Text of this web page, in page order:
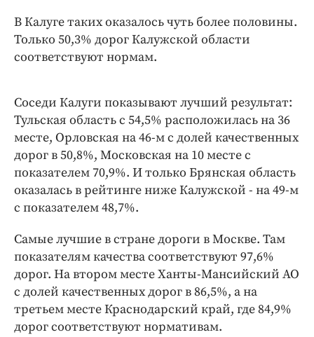
Работодатель года
В Калуге таких оказалось чуть более половины.
Только 50,3% дорог Калужской области
соответствуют нормам.
Соседи Калуги показывают лучший результат:
Тульская область с 54,5% расположилась на 36
месте, Орловская на 46-м с долей качественных
дорог в 50,8%, Московская на 10 месте с
показателем 70,9%. И только Брянская область
оказалась в рейтинге ниже Калужской - на 49-м
с показателем 48,7%.
Самые лучшие в стране дороги в Москве. Там
показателям качества соответствуют 97,6%
дорог. На втором месте Ханты-Мансийский АО
с долей качественных дорог в 86,5%, а на
третьем месте Краснодарский край, где 84,9%
дорог соответствуют нормативам.